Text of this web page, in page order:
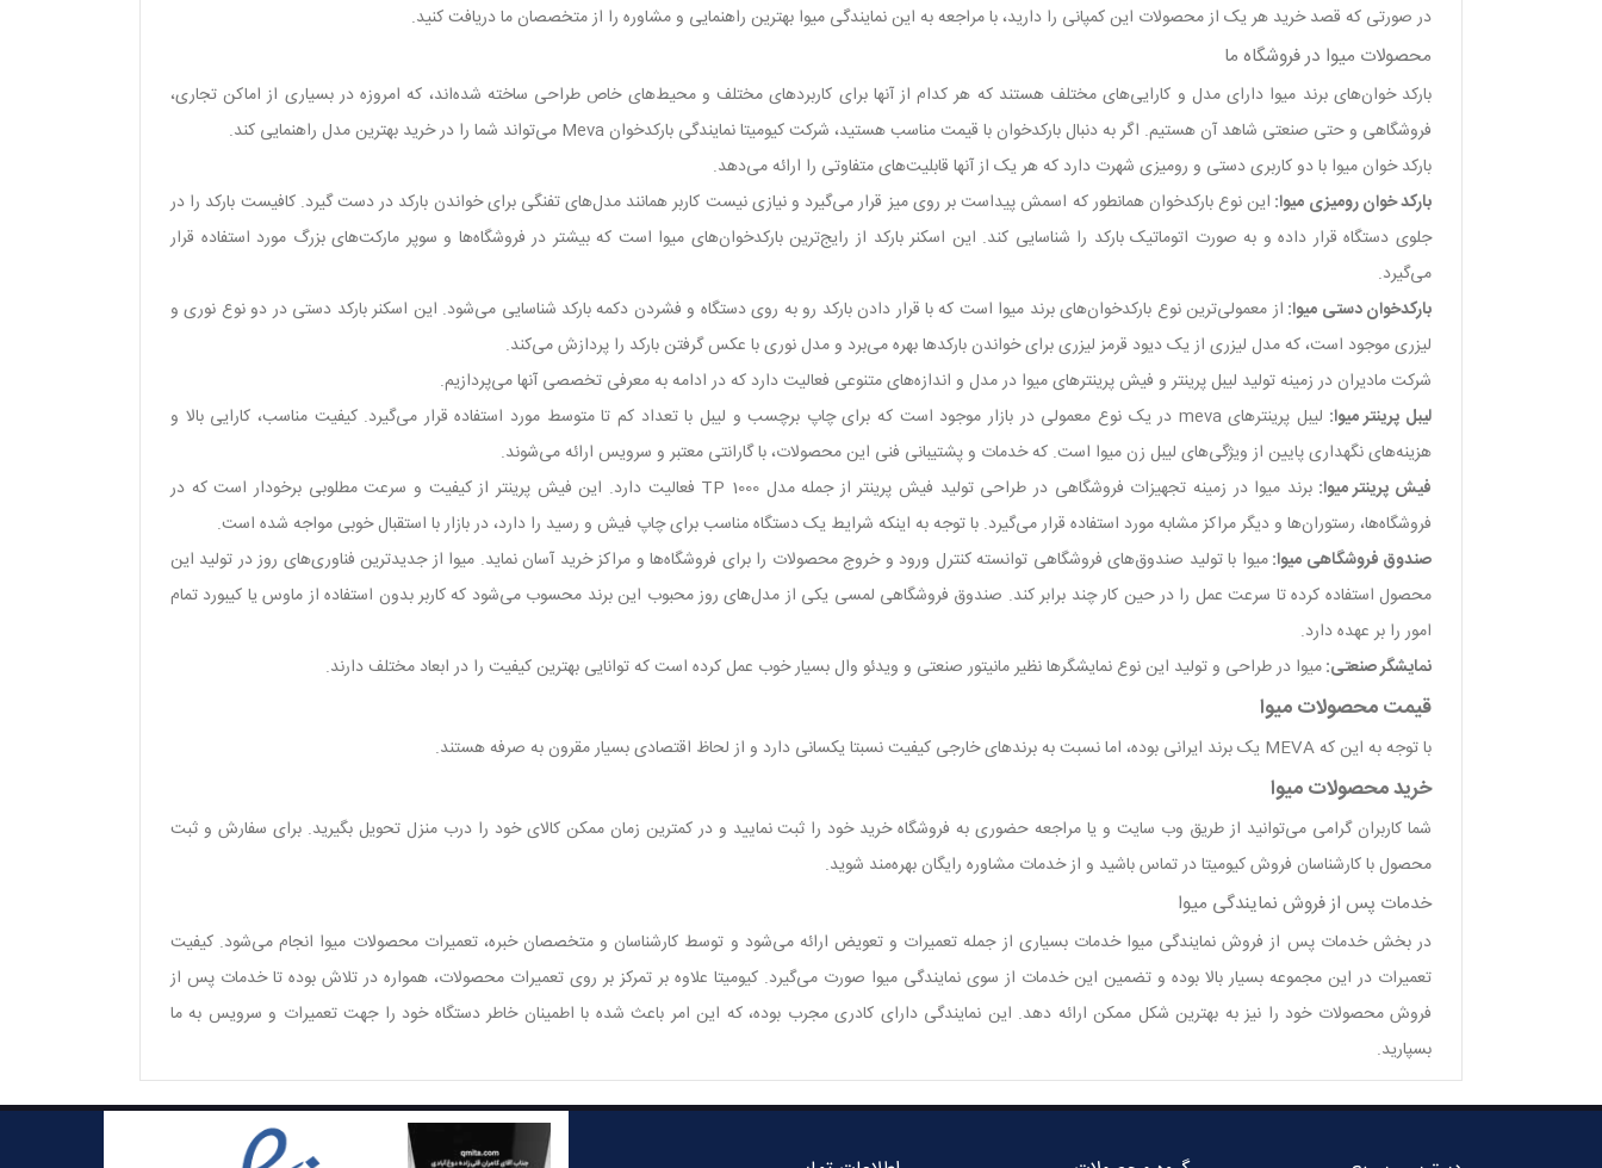
در صورتی که قصد خرید هر یک از محصولات این کمپانی را دارید، با مراجعه به این نمایندگی میوا بهترین راهنمایی و مشاوره را از متخصصان ما دریافت کنید.
محصولات میوا در فروشگاه ما
بارکد خوان‌های برند میوا دارای مدل و کارایی‌های مختلف هستند که هر کدام از آنها برای کاربرد‌های مختلف و محیط‌های خاص طراحی ساخته شده‌اند، که امروزه در بسیاری از اماکن تجاری،
فروشگاهی و حتی صنعتی شاهد آن هستیم. اگر به دنبال بارکدخوان با قیمت مناسب هستید، شرکت کیومیتا نمایندگی بارکدخوان Meva می‌تواند شما را در خرید بهترین مدل راهنمایی کند.
بارکد خوان میوا با دو کاربری دستی و رومیزی شهرت دارد که هر یک از آنها قابلیت‌های متفاوتی را ارائه می‌دهد.
بارکد خوان رومیزی میوا: این نوع بارکدخوان همانطور که اسمش پیداست بر روی میز قرار می‌گیرد و نیازی نیست کاربر همانند مدل‌های تفنگی برای خواندن بارکد در دست گیرد. کافیست بارکد را در
جلوی دستگاه قرار داده و به صورت اتوماتیک بارکد را شناسایی کند. این اسکنر بارکد از رایج‌ترین بارکدخوان‌های میوا است که بیشتر در فروشگاه‌ها و سوپر مارکت‌های بزرگ مورد استفاده قرار
می‌گیرد.
بارکدخوان دستی میوا: از معمولی‌ترین نوع بارکدخوان‌های برند میوا است که با قرار دادن بارکد رو به روی دستگاه و فشردن دکمه بارکد شناسایی می‌شود. این اسکنر بارکد دستی در دو نوع نوری و
لیزری موجود است، که مدل لیزری از یک دیود قرمز لیزری برای خواندن بارکد‌ها بهره می‌برد و مدل نوری با عکس گرفتن بارکد را پردازش می‌کند.
شرکت مادیران در زمینه تولید لیبل پرینتر و فیش پرینتر‌های میوا در مدل و اندازه‌های متنوعی فعالیت دارد که در ادامه به معرفی تخصصی آنها می‌پردازیم.
لیبل پرینتر میوا:
لیبل پرینتر‌های meva در یک نوع معمولی در بازار موجود است که برای چاپ برچسب و لیبل با تعداد کم تا متوسط مورد استفاده قرار می‌گیرد. کیفیت مناسب، کارایی بالا و
هزینه‌های نگهداری پایین از ویژگی‌های لیبل زن میوا است. که خدمات و پشتیبانی فنی این محصولات، با گارانتی معتبر و سرویس ارائه می‌شوند.
فیش پرینتر میوا:
برند میوا در زمینه تجهیزات فروشگاهی در طراحی تولید فیش پرینتر از جمله مدل TP 1000 فعالیت دارد. این فیش پرینتر از کیفیت و سرعت مطلوبی برخودار است که در
فروشگاه‌ها، رستوران‌ها و دیگر مراکز مشابه مورد استفاده قرار می‌گیرد. با توجه به اینکه شرایط یک دستگاه مناسب برای چاپ فیش و رسید را دارد، در بازار با استقبال خوبی مواجه شده است.
صندوق فروشگاهی میوا:میوا با تولید صندوق‌های فروشگاهی توانسته کنترل ورود و خروج محصولات را برای فروشگاه‌ها و مراکز خرید آسان نماید. میوا از جدید‌ترین فناوری‌های روز در تولید این
محصول استفاده کرده تا سرعت عمل را در حین کار چند برابر کند. صندوق فروشگاهی لمسی یکی از مدل‌های روز محبوب این برند محسوب می‌شود که کاربر بدون استفاده از ماوس یا کیبورد تمام
امور را بر عهده دارد.
نمایشگر صنعتی:میوا در طراحی و تولید این نوع نمایشگر‌ها نظیر مانیتور صنعتی و ویدئو وال بسیار خوب عمل کرده است که توانایی بهترین کیفیت را در ابعاد مختلف دارند.
قیمت محصولات میوا
با توجه به این که MEVA یک برند ایرانی بوده، اما نسبت به برند‌های خارجی کیفیت نسبتا یکسانی دارد و از لحاظ اقتصادی بسیار مقرون به صرفه هستند.
خرید محصولات میوا
شما کاربران گرامی می‌توانید از طریق وب سایت و یا مراجعه حضوری به فروشگاه خرید خود را ثبت نمایید و در کمترین زمان ممکن کالای خود را درب منزل تحویل بگیرید. برای سفارش و ثبت
محصول با کارشناسان فروش کیومیتا در تماس باشید و از خدمات مشاوره رایگان بهره‌مند شوید.
خدمات پس از فروش نمایندگی میوا
در بخش خدمات پس از فروش نمایندگی میوا خدمات بسیاری از جمله تعمیرات و تعویض ارائه می‌شود و توسط کارشناسان و متخصصان خبره، تعمیرات محصولات میوا انجام می‌شود. کیفیت
تعمیرات در این مجموعه بسیار بالا بوده و تضمین این خدمات از سوی نمایندگی میوا صورت می‌گیرد. کیومیتا علاوه بر تمرکز بر روی تعمیرات محصولات، همواره در تلاش بوده تا خدمات پس از
فروش محصولات خود را نیز به بهترین شکل ممکن ارائه دهد. این نمایندگی دارای کادری مجرب بوده، که این امر باعث شده با اطمینان خاطر دستگاه خود را جهت تعمیرات و سرویس به ما
بسپارید.